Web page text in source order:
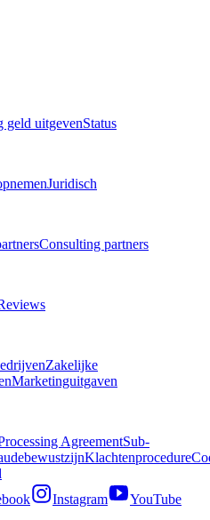
geld uitgevenStatus
Juridisch
Consulting partners
Zakelijke
Marketinguitgaven
AgreementSub-
Klachtenprocedure
Instagram
YouTube